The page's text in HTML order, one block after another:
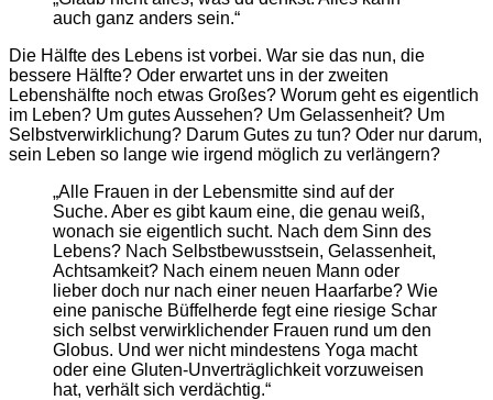
auch ganz anders sein.“
Die Hälfte des Lebens ist vorbei. War sie das nun, die
bessere Hälfte? Oder erwartet uns in der zweiten
Lebenshälfte noch etwas Großes? Worum geht es eigentlich
im Leben? Um gutes Aussehen? Um Gelassenheit? Um
Selbstverwirklichung? Darum Gutes zu tun? Oder nur darum,
sein Leben so lange wie irgend möglich zu verlängern?
„Alle Frauen in der Lebensmitte sind auf der
Suche. Aber es gibt kaum eine, die genau weiß,
wonach sie eigentlich sucht. Nach dem Sinn des
Lebens? Nach Selbstbewusstsein, Gelassenheit,
Achtsamkeit? Nach einem neuen Mann oder
lieber doch nur nach einer neuen Haarfarbe? Wie
eine panische Büffelherde fegt eine riesige Schar
sich selbst verwirklichender Frauen rund um den
Globus. Und wer nicht mindestens Yoga macht
oder eine Gluten-Unverträglichkeit vorzuweisen
hat, verhält sich verdächtig.“